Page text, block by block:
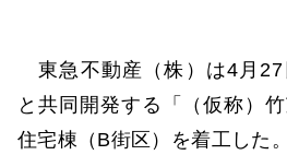
東急不動産（株）は4月27
と共同開発する「（仮称）
住宅棟（B街区）を着工した。